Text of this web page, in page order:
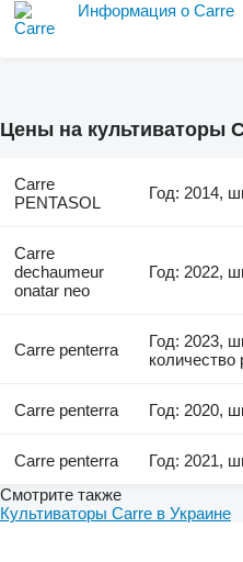
Информация о Carre
Цены на культиваторы
Carre
PENTASOL
Год: 2014,
Carre
dechaumeur
onatar neo
Год: 2022,
Carre penterra
Год: 2023,
количество
Carre penterra Год: 2020,
Carre penterra Год: 2021,
Смотрите также
Культиваторы Carre в Украине